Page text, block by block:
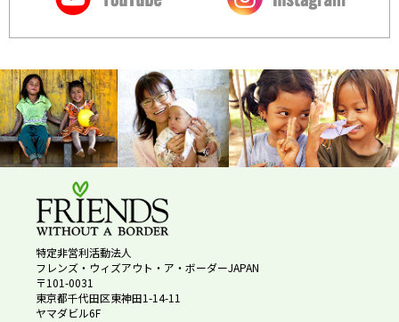
特定非営利活動法人
フレンズ・ウィズアウト・ア・ボーダーJAPAN
〒101-0031
東京都千代田区東神田1-14-11
ヤマダビル6F